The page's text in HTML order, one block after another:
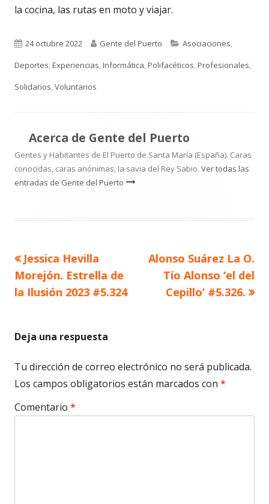
la cocina, las rutas en moto y viajar.
Publicado
el
24 octubre 2022 Autor
Gente del Puerto Categorías
Asociaciones
Deportes Experiencias Informática Polifacéticos Profesionales
Solidarios Voluntarios
Acerca de Gente del Puerto
Gentes y Habitantes de El Puerto de Santa María (España). Caras
conocidas, caras anónimas, la savia del Rey Sabio. Ver todas las
entradas de Gente del Puerto
Navegación
de
Artículo
anterior
Jessica Hevilla
Morejón. Estrella de
la Ilusión 2023 #5.324
Artículo
siguiente
Alonso Suárez La O.
Tío Alonso ‘el del
Cepillo’ #5.326.
Deja una respuesta
Tu dirección de correo electrónico no será publicada.
Los campos obligatorios están marcados con *
Comentario *